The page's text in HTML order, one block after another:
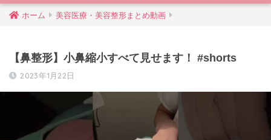
ホーム 美容医療・美容整形まとめ動画
【鼻整形】小鼻縮小すべて見せます！ #shorts
2023年1月22日